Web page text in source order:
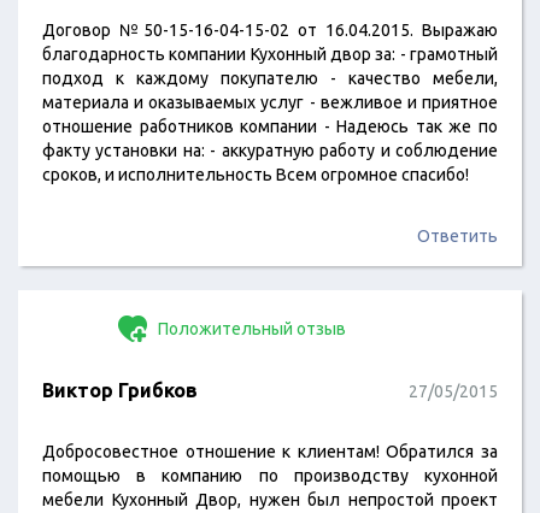
Договор №50-15-16-04-15-02 от 16.04.2015. Выражаю
благодарность компании Кухонный двор за: - грамотный
подход к каждому покупателю - качество мебели,
материала и оказываемых услуг - вежливое и приятное
отношение работников компании - Надеюсь так же по
факту установки на: - аккуратную работу и соблюдение
сроков, и исполнительность Всем огромное спасибо!
Ответить
Положительный отзыв
Виктор Грибков 27/05/2015
Добросовестное отношение к клиентам! Обратился за
помощью в компанию по производству кухонной
мебели Кухонный Двор, нужен был непростой проект